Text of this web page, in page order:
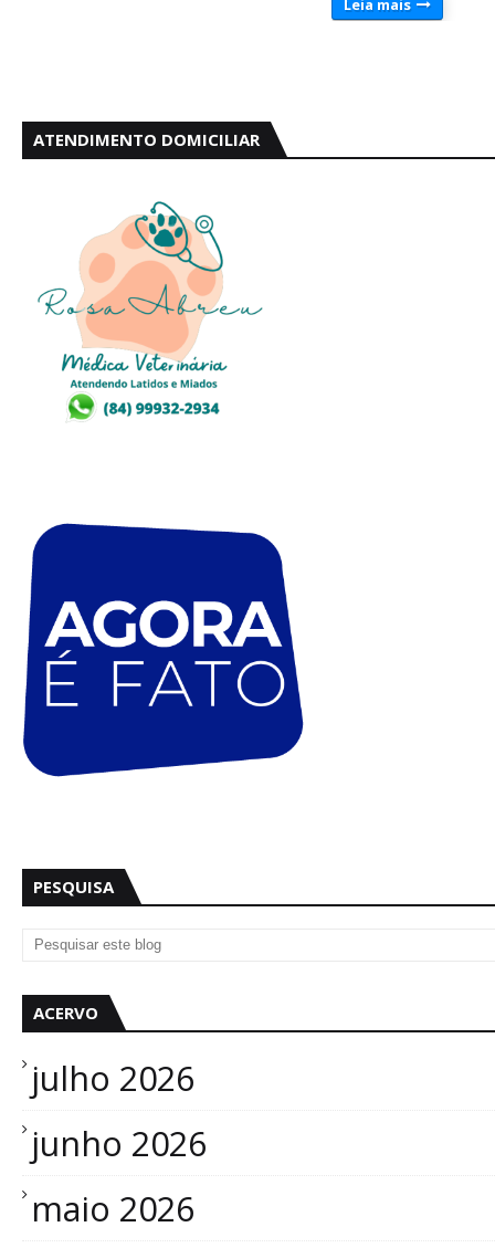
Leia mais
ATENDIMENTO DOMICILIAR
PESQUISA
ACERVO
julho 2026
junho 2026
maio 2026